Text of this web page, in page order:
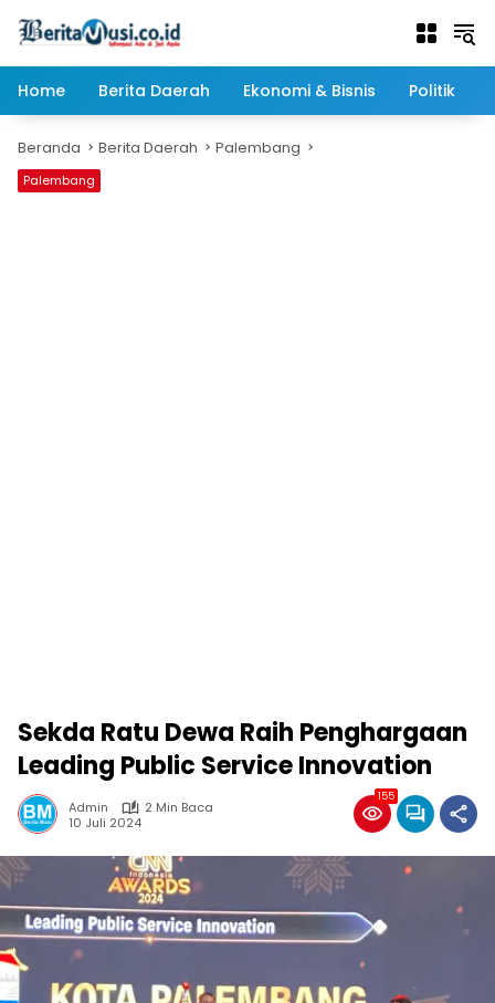
Home
Berita Daerah Ekonomi & Bisnis Politik
Beranda Berita Daerah Palembang
Palembang
Sekda Ratu Dewa Raih Penghargaan
Leading Public Service Innovation
Admin
2 Min Baca
10 Juli 2024
155